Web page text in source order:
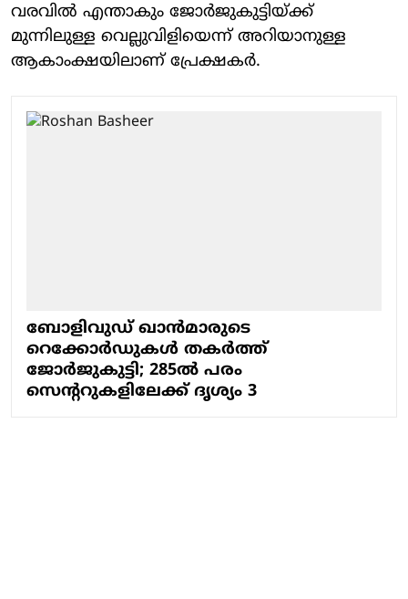
വരവില്‍ എന്താകും ജോര്‍ജുകുട്ടിയ്ക്ക്
മുന്നിലുള്ള വെല്ലുവിളിയെന്ന് അറിയാനുള്ള
ആകാംക്ഷയിലാണ് പ്രേക്ഷകര്‍.
ബോളിവുഡ് ഖാൻമാരുടെ
റെക്കോർഡുകൾ തകർത്ത്
ജോർജുകുട്ടി; 285ൽ പരം
സെൻ്ററുകളിലേക്ക് ദൃശ്യം 3